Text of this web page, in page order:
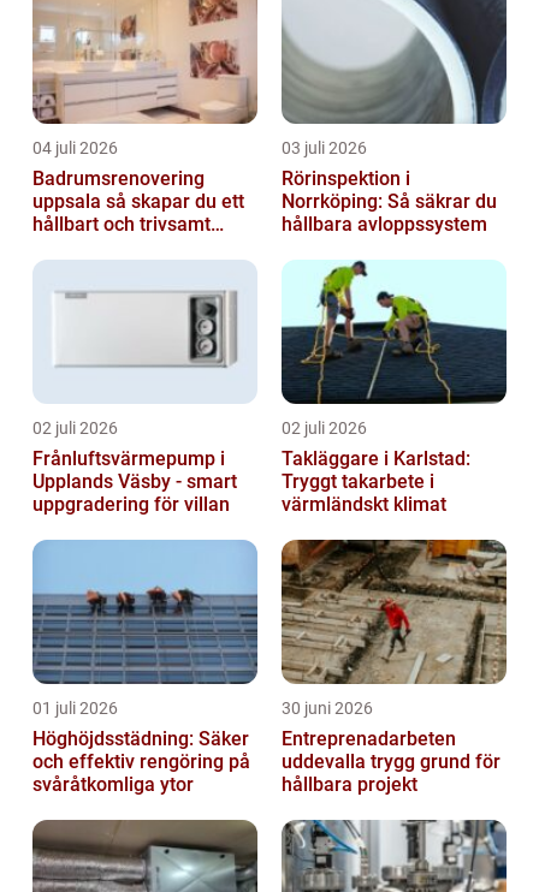
04 juli 2026
Badrumsrenovering
uppsala så skapar du ett
hållbart och trivsamt
03 juli 2026
Rörinspektion i
Norrköping: Så säkrar du
hållbara avloppssystem
02 juli 2026
Frånluftsvärmepump i
Upplands Väsby - smart
uppgradering för villan
02 juli 2026
Takläggare i Karlstad:
Tryggt takarbete i
värmländskt klimat
01 juli 2026
Höghöjdsstädning: Säker
och effektiv rengöring på
svåråtkomliga ytor
30 juni 2026
Entreprenadarbeten
uddevalla trygg grund för
hållbara projekt